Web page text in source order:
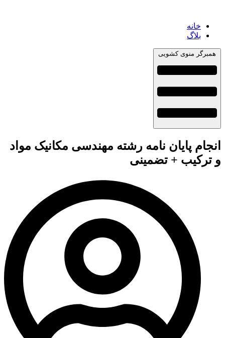
خانه
بلاگ
همبرگر منوی کشویی
انجام پایان نامه رشته مهندسی مکانیک مواد
و ترکیب + تضمینی